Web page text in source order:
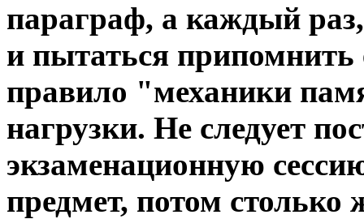
параграф, а каждый
и пытаться припомнить
правило "механики
нагрузки. Не следует
экзаменационную
предмет, потом столько